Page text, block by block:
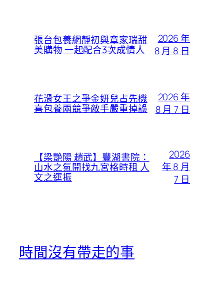
張台包養網靜初與章家瑞甜
美購物 一起配合3次成情人
2026 年
8 月 8 日
花滑女王之爭金妍兒占先機
喜包養兩競爭敵手嚴重掉誤
2026 年
8 月 7 日
【梁艷陽 趙武】豐湖書院：
山水之氣開找九宮格時租 人
文之運振
2026
年 8 月
7 日
時間沒有帶走的事